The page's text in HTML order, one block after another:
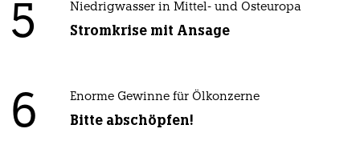
5 Niedrigwasser in Mittel- und Osteuropa
Stromkrise mit Ansage
6 Enorme Gewinne für Ölkonzerne
Bitte abschöpfen!